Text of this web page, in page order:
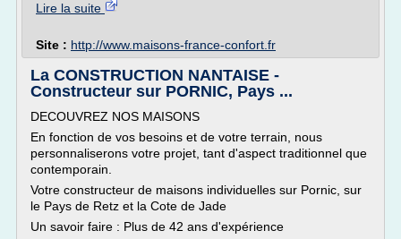
Lire la suite
Site : http://www.maisons-france-confort.fr
La CONSTRUCTION NANTAISE -
Constructeur sur PORNIC, Pays ...
DECOUVREZ NOS MAISONS
En fonction de vos besoins et de votre terrain, nous
personnaliserons votre projet, tant d'aspect traditionnel que
contemporain.
Votre constructeur de maisons individuelles sur Pornic, sur
le Pays de Retz et la Cote de Jade
Un savoir faire : Plus de 42 ans d'expérience